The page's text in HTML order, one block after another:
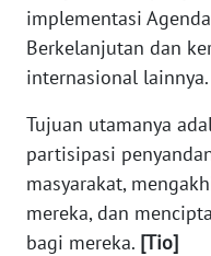
implementasi
Berkelanjutan dan
internasional lainnya.
Tujuan utamanya
partisipasi
masyarakat,
mereka, dan
bagi mereka. [Tio]
WN
WN
JATIM
BALI